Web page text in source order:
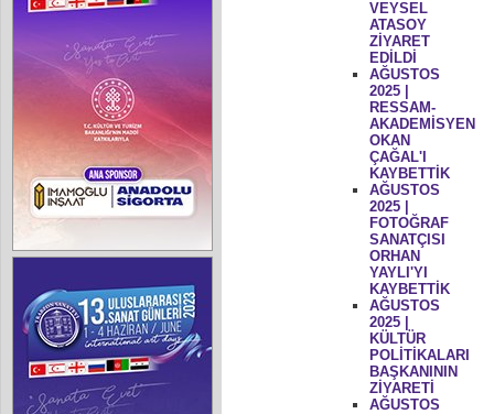
VEYSEL
ATASOY
ZİYARET
EDİLDİ
AĞUSTOS
2025 |
RESSAM-
AKADEMİSYEN
OKAN
ÇAĞAL'I
KAYBETTİK
AĞUSTOS
2025 |
FOTOĞRAF
SANATÇISI
ORHAN
YAYLI'YI
KAYBETTİK
AĞUSTOS
2025 |
KÜLTÜR
POLİTİKALARI
BAŞKANININ
ZİYARETİ
AĞUSTOS